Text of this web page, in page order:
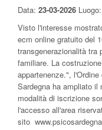
Data: 23-03-2026 Luogo:
Visto l'interesse
ecm online gratuito del
transgenerazionalità tra
familiare. La
appartenenze.",
Sardegna ha ampliato
modalità di iscrizione
l'accesso all'area
sito